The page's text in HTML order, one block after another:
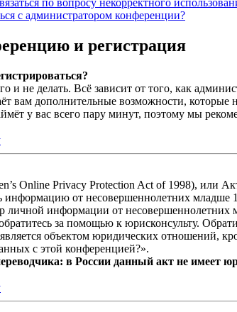
с администратором конференции?
и регистрация
и не делать. Всё зависит от того, как
вам дополнительные возможности,
у вас всего пару минут, поэтому мы
Online Privacy Protection Act of 1998), или
информацию от несовершеннолетних младше
личной информации от
за помощью к юрисконсульту.
объектом юридических отношений,
с этой конференцией?».
в России данный акт не имеет